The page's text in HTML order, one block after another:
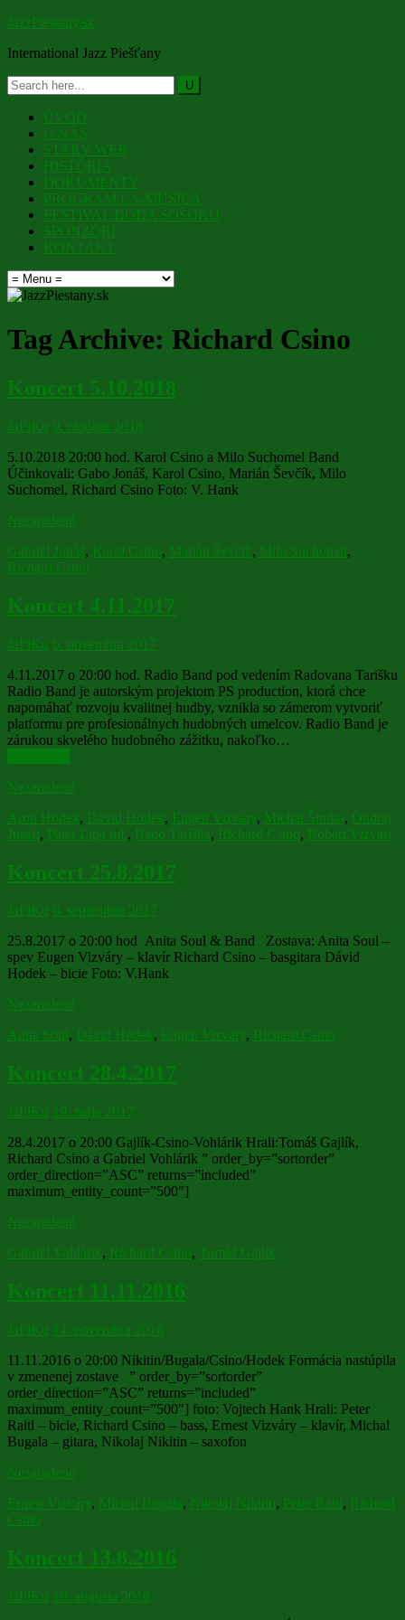
JazzPiestany.sk
International Jazz Piešťany
ÚVOD
O NÁS
STARÝ WEB
HISTÓRIA
DOKUMENTY
PROGRAM LA-MUSICA
FESTIVAL DODA ŠOŠOKU
SPONZORI
KONTAKT
Tag Archive: Richard Csino
Koncert 5.10.2018
JaPiKu 9. októbra 2018
5.10.2018 20:00 hod. Karol Csino a Milo Suchomel Band
Účinkovali: Gabo Jonáš, Karol Csino, Marián Ševčík, Milo
Suchomel, Richard Csino Foto: V. Hank
Nezaradené
Gabriel Jonáš, Karol Csino, Marián Ševčík, Milo Suchomel,
Richard Csino
Koncert 4.11.2017
JaPiKu 6. novembra 2017
4.11.2017 o 20:00 hod. Radio Band pod vedením Radovana Tarišku
Radio Band je autorským projektom PS production, ktorá chce
napomáhať rozvoju kvalitnej hudby, vznikla so zámerom vytvoriť
platformu pre profesionálnych hudobných umelcov. Radio Band je
zárukou skvelého hudobného zážitku, nakoľko…
Nezaradené
Aron Hodek, Dávid Hodek, Eugen Vizváry, Michal Šimko, Ondrej
Juraši, Peter Lipa ml. , Rado Tariška, Richard Csino, Robert Vizvári
Koncert 25.8.2017
JaPiKu 6. septembra 2017
25.8.2017 o 20:00 hod Anita Soul & Band Zostava: Anita Soul –
spev Eugen Vizváry – klavír Richard Csino – basgitara Dávid
Hodek – bicie Foto: V.Hank
Nezaradené
Anita Soul, Dávid Hodek, Eugen Vizváry, Richard Csino
Koncert 28.4.2017
JaPiKu 19. mája 2017
28.4.2017 o 20:00 Gajlík-Csino-Vohlárik Hrali:Tomáš Gajlík,
Richard Csino a Gabriel Vohlárik ” order_by=”sortorder”
order_direction=”ASC” returns=”included”
maximum_entity_count=”500″]
Nezaradené
Gabriel Vohlárik, Richard Csino, Tomáš Gajlík
Koncert 11.11.2016
JaPiKu 14. novembra 2016
11.11.2016 o 20:00 Nikitin/Bugala/Csino/Hodek Formácia nastúpila
v zmenenej zostave ” order_by=”sortorder”
order_direction=”ASC” returns=”included”
maximum_entity_count=”500″] foto: Vojtech Hank Hrali: Peter
Raitl – bicie, Richard Csino – bass, Ernest Vizváry – klavír, Michal
Bugala – gitara, Nikolaj Nikitin – saxofon
Nezaradené
Ernest Vizváry, Michal Bugala, Nikolaj Nikitin, Peter Raitl, Richard
Csino
Koncert 13.8.2016
JaPiKu 16. augusta 2016